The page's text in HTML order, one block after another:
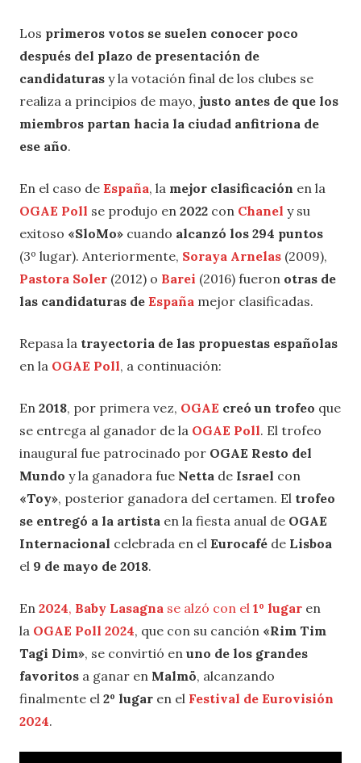
Los primeros votos se suelen conocer poco
después del plazo de presentación de
candidaturas y la votación final de los clubes se
realiza a principios de mayo, justo antes de que los
miembros partan hacia la ciudad anfitriona de
ese año.
En el caso de España, la mejor clasificación en la
OGAE Poll se produjo en 2022 con Chanel y su
exitoso «SloMo» cuando alcanzó los 294 puntos
(3º lugar). Anteriormente, Soraya Arnelas (2009),
Pastora Soler (2012) o Barei (2016) fueron otras de
las candidaturas de España mejor clasificadas.
Repasa la trayectoria de las propuestas españolas
en la OGAE Poll, a continuación:
En 2018, por primera vez, OGAE creó un trofeo que
se entrega al ganador de la OGAE Poll. El trofeo
inaugural fue patrocinado por OGAE Resto del
Mundo y la ganadora fue Netta de Israel con
«Toy», posterior ganadora del certamen. El trofeo
se entregó a la artista en la fiesta anual de OGAE
Internacional celebrada en el Eurocafé de Lisboa
el 9 de mayo de 2018.
En 2024, Baby Lasagna se alzó con el 1º lugar en
la OGAE Poll 2024, que con su canción «Rim Tim
Tagi Dim», se convirtió en uno de los grandes
favoritos a ganar en Malmö, alcanzando
finalmente el 2º lugar en el Festival de Eurovisión
2024.